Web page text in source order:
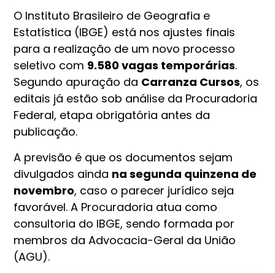
O Instituto Brasileiro de Geografia e
Estatística (IBGE) está nos ajustes finais
para a realização de um novo processo
seletivo com 9.580 vagas temporárias.
Segundo apuração da Carranza Cursos, os
editais já estão sob análise da Procuradoria
Federal, etapa obrigatória antes da
publicação.
A previsão é que os documentos sejam
divulgados ainda na segunda quinzena de
novembro, caso o parecer jurídico seja
favorável. A Procuradoria atua como
consultoria do IBGE, sendo formada por
membros da Advocacia-Geral da União
(AGU).